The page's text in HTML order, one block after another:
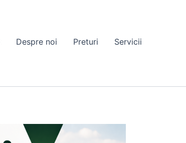
Despre noi Preturi Servicii